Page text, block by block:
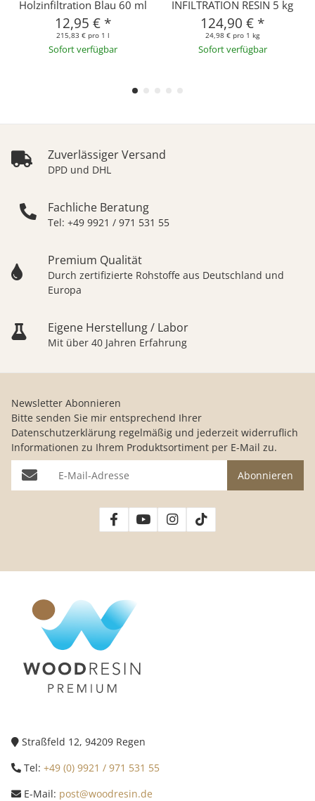
Holzinfiltration Blau 60 ml
12,95 € *
215,83 € pro 1 l
Sofort verfügbar
INFILTRATION RESIN 5 kg
124,90 € *
24,98 € pro 1 kg
Sofort verfügbar
Zuverlässiger Versand
DPD und DHL
Fachliche Beratung
Tel: +49 9921 / 971 531 55
Premium Qualität
Durch zertifizierte Rohstoffe aus Deutschland und
Europa
Eigene Herstellung / Labor
Mit über 40 Jahren Erfahrung
Newsletter Abonnieren
Bitte senden Sie mir entsprechend Ihrer
Datenschutzerklärung regelmäßig und jederzeit widerruflich
Informationen zu Ihrem Produktsortiment per E-Mail zu.
E-Mail-Adresse Abonnieren
Straßfeld 12, 94209 Regen
Tel: +49 (0) 9921 / 971 531 55
E-Mail: post@woodresin.de